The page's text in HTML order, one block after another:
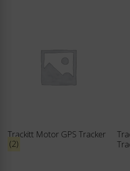
Trackitt Motor GPS Tracker
(2)